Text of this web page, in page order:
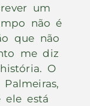
um
não é
que não
me diz
O
ele está